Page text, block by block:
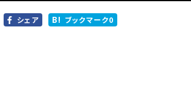
シェア ブックマーク0